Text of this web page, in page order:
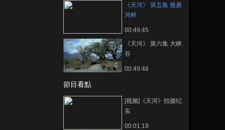
《天河》 第五集 雅砻
河畔
00:49:45
《天河》 第六集 大峡
谷
00:49:48
節目看點
[视频]《天河》拍摄纪
实
00:01:19